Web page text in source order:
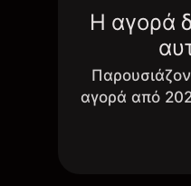
Η αγορά
αγορά από